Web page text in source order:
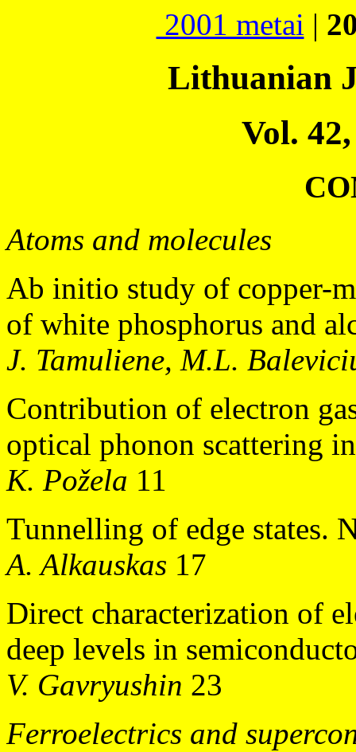
2001 metai |
Lithuanian
Vol.
Atoms and molecules
Ab initio study of copper-
of white phosphorus and
J. Tamuliene, M.L.
Contribution of electron
optical phonon scattering
K. Požela 11
Tunnelling of edge states.
A. Alkauskas 17
Direct characterization of
deep levels in
V. Gavryushin 23
Ferroelectrics and